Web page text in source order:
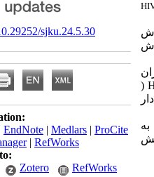
(
sjku.24.5.30
EndNote | Medlars | ProCite
| RefWorks
Zotero RefWorks